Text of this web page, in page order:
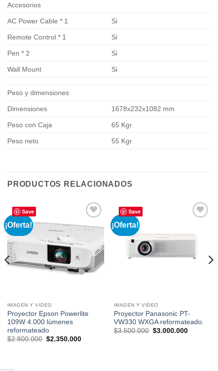
Accesorios
AC Power Cable * 1 Si
Remote Control * 1 Si
Pen * 2 Si
Wall Mount Si
Peso y dimensiones
Dimensiones 1678x232x1082 mm
Peso con Caja 65 Kgr
Peso neto 55 Kgr
PRODUCTOS RELACIONADOS
Save
¡Oferta!
Añadir
a la
deseos
IMAGEN Y VIDEO
Proyector Epson Powerlite
109W 4.000 lúmenes
reformateado
$2.800.000 El
$2.350.000El
Save
¡Oferta!
IMAGEN Y VIDEO
Proyector Panasonic PT-
VW330 WXGA reformateado.
$3.500.000 El
$3.000.000El